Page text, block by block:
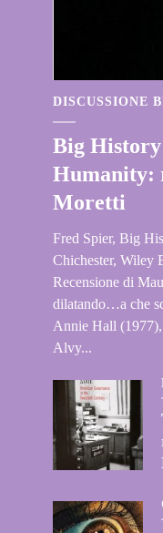
DISCUSSIONE
Big
Humanity:
Moretti
Fred Spier, Big
Chichester, Wiley
Recensione di
dilatando…a che
Annie Hall
Alvy...